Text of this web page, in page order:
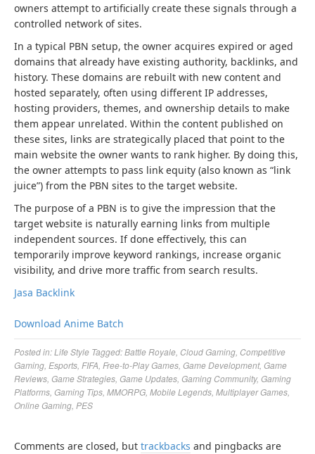
owners attempt to artificially create these signals through a
controlled network of sites.
In a typical PBN setup, the owner acquires expired or aged
domains that already have existing authority, backlinks, and
history. These domains are rebuilt with new content and
hosted separately, often using different IP addresses,
hosting providers, themes, and ownership details to make
them appear unrelated. Within the content published on
these sites, links are strategically placed that point to the
main website the owner wants to rank higher. By doing this,
the owner attempts to pass link equity (also known as “link
juice”) from the PBN sites to the target website.
The purpose of a PBN is to give the impression that the
target website is naturally earning links from multiple
independent sources. If done effectively, this can
temporarily improve keyword rankings, increase organic
visibility, and drive more traffic from search results.
Jasa Backlink
Download Anime Batch
Posted in:Life Style Tagged:Battle Royale Cloud Gaming Competitive
Gaming Esports FIFA Free-to-Play Games Game Development, Game
Reviews Game Strategies Game Updates Gaming Community, Gaming
Platforms Gaming Tips MMORPG Mobile Legends Multiplayer Games
Online Gaming PES
Comments are closed, but trackbacks and pingbacks are